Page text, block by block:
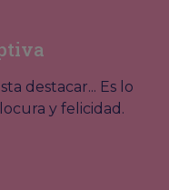
destacar... Es lo
y felicidad.